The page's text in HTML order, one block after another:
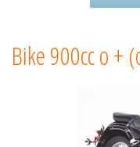
Bike 900cc o +